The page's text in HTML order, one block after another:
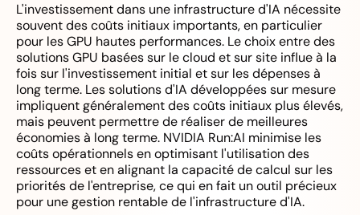
L'investissement dans une infrastructure d'IA nécessite
souvent des coûts initiaux importants, en particulier
pour les GPU hautes performances. Le choix entre des
solutions GPU basées sur le cloud et sur site influe à la
fois sur l'investissement initial et sur les dépenses à
long terme. Les solutions d'IA développées sur mesure
impliquent généralement des coûts initiaux plus élevés,
mais peuvent permettre de réaliser de meilleures
économies à long terme. NVIDIA Run:AI minimise les
coûts opérationnels en optimisant l'utilisation des
ressources et en alignant la capacité de calcul sur les
priorités de l'entreprise, ce qui en fait un outil précieux
pour une gestion rentable de l'infrastructure d'IA.